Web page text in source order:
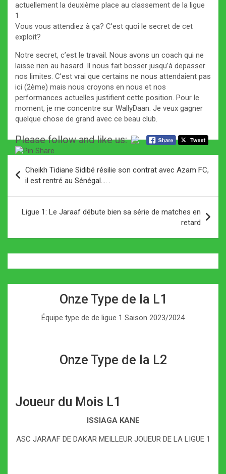
actuellement la deuxième place au classement de la ligue
1.
Vous vous attendiez à ça? C’est quoi le secret de cet
exploit?
Notre secret, c’est le travail. Nous avons un coach qui ne
laisse rien au hasard. Il nous fait bosser jusqu’à depasser
nos limites. C’est vrai que certains ne nous attendaient pas
ici (2ème) mais nous croyons en nous et nos
performances actuelles justifient cette position. Pour le
moment, je me concentre sur WallyDaan. Je veux gagner
quelque chose de grand avec ce beau club.
Please follow and like us:
de
l’article
Cheikh Tidiane Sidibé résilie son contrat avec Azam FC,
il est rentré au Sénégal…. .
Ligue 1: Le Jaraaf débute bien sa série de matches en
retard
Onze Type de la L1
Équipe type de de ligue 1 Saison 2023/2024
Onze Type de la L2
Joueur du Mois L1
ISSIAGA KANE
ASC JARAAF DE DAKAR MEILLEUR JOUEUR DE LA LIGUE 1